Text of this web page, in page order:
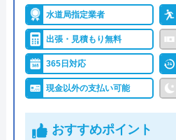
対応エリア
対応エリア詳
細
小郡市のトイ
駆けつけ対応
ラボホーム
す。給湯器の設置にも対応
舗があるため各店舗の営業時
す。依頼する際には、公式
確認しておくとよいでしょう
系列電器店や大手家電量販
格」を提供し、設置・交換
水道局指定業者
出張・見積もり無料
365日対応
現金以外の支払い可能
おすすめポイント